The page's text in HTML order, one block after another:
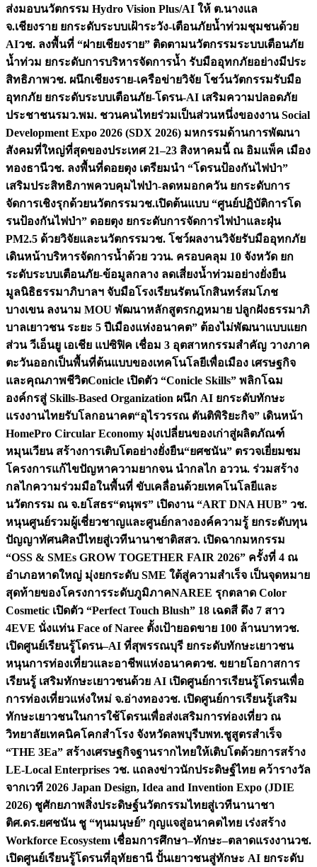
ส่งมอบนวัตกรรม Hydro Vision Plus/AI ให้ ต.นางแล
จ.เชียงราย ยกระดับระบบเฝ้าระวัง-เตือนภัยน้ำท่วมชุมชนด้วย
AIวช. ลงพื้นที่ “ฝายเชียงราย” ติดตามนวัตกรรมระบบเตือนภัย
น้ำท่วม ยกระดับการบริหารจัดการน้ำ รับมืออุทกภัยอย่างมีประ
สิทธิภาพวช. ผนึกเชียงราย-เครือข่ายวิจัย โชว์นวัตกรรมรับมือ
อุทกภัย ยกระดับระบบเตือนภัย-โดรน-AI เสริมความปลอดภัย
ประชาชนรมว.พม. ชวนคนไทยร่วมเป็นส่วนหนึ่งของงาน Social
Development Expo 2026 (SDX 2026) มหกรรมด้านการพัฒนา
สังคมที่ใหญ่ที่สุดของประเทศ 21–23 สิงหาคมนี้ ณ อิมแพ็ค เมือง
ทองธานีวช. ลงพื้นที่ดอยตุง เตรียมนำ “โดรนป้องกันไฟป่า”
เสริมประสิทธิภาพควบคุมไฟป่า-ลดหมอกควัน ยกระดับการ
จัดการเชิงรุกด้วยนวัตกรรมวช.เปิดต้นแบบ “ศูนย์ปฏิบัติการโด
รนป้องกันไฟป่า” ดอยตุง ยกระดับการจัดการไฟป่าและฝุ่น
PM2.5 ด้วยวิจัยและนวัตกรรมวช. โชว์ผลงานวิจัยรับมืออุทกภัย
เดินหน้าบริหารจัดการน้ำด้วย ววน. ครอบคลุม 10 จังหวัด ยก
ระดับระบบเตือนภัย-ข้อมูลกลาง ลดเสี่ยงน้ำท่วมอย่างยั่งยืน
มูลนิธิธรรมาภิบาลฯ จับมือโรงเรียนรัตนโกสินทร์สมโภช
บางเขน ลงนาม MOU พัฒนาหลักสูตรกฎหมาย ปลูกฝังธรรมาภิ
บาลเยาวชน ระยะ 5 ปีเมืองแห่งอนาคต” ต้องไม่พัฒนาแบบแยก
ส่วน วีเอ็นยู เอเชีย แปซิฟิค เชื่อม 3 อุตสาหกรรมสำคัญ วางภาค
ตะวันออกเป็นพื้นที่ต้นแบบของเทคโนโลยีเพื่อเมือง เศรษฐกิจ
และคุณภาพชีวิตConicle เปิดตัว “Conicle Skills” พลิกโฉม
องค์กรสู่ Skills-Based Organization ผนึก AI ยกระดับทักษะ
แรงงานไทยรับโลกอนาคต“อุไรวรรณ ตันติพิริยะกิจ” เดินหน้า
HomePro Circular Economy มุ่งเปลี่ยนของเก่าสู่ผลิตภัณฑ์
หมุนเวียน สร้างการเติบโตอย่างยั่งยืน“ยศชนัน” ตรวจเยี่ยมชม
โครงการแก้ไขปัญหาความยากจน นำกลไก อววน. ร่วมสร้าง
กลไกความร่วมมือในพื้นที่ ขับเคลื่อนด้วยเทคโนโลยีและ
นวัตกรรม ณ จ.ยโสธร“ดนุพร” เปิดงาน “ART DNA HUB” วช.
หนุนศูนย์รวมผู้เชี่ยวชาญและศูนย์กลางองค์ความรู้ ยกระดับทุน
ปัญญาทัศนศิลป์ไทยสู่เวทีนานาชาติสสว. เปิดฉากมหกรรม
“OSS & SMEs GROW TOGETHER FAIR 2026” ครั้งที่ 4 ณ
อำเภอหาดใหญ่ มุ่งยกระดับ SME ใต้สู่ความสำเร็จ เป็นจุดหมาย
สุดท้ายของโครงการระดับภูมิภาคNAREE รุกตลาด Color
Cosmetic เปิดตัว “Perfect Touch Blush” 18 เฉดสี ดึง 7 สาว
4EVE นั่งแท่น Face of Naree ตั้งเป้ายอดขาย 100 ล้านบาทวช.
เปิดศูนย์เรียนรู้โดรน–AI ที่สุพรรณบุรี ยกระดับทักษะเยาวชน
หนุนการท่องเที่ยวและอาชีพแห่งอนาคตวช. ขยายโอกาสการ
เรียนรู้ เสริมทักษะเยาวชนด้วย AI เปิดศูนย์การเรียนรู้โดรนเพื่อ
การท่องเที่ยวแห่งใหม่ จ.อ่างทองวช. เปิดศูนย์การเรียนรู้เสริม
ทักษะเยาวชนในการใช้โดรนเพื่อส่งเสริมการท่องเที่ยว ณ
วิทยาลัยเทคนิคโคกสำโรง จังหวัดลพบุรีบพท.ชูสูตรสำเร็จ
“THE 3Ea” สร้างเศรษฐกิจฐานรากไทยให้เติบโตด้วยการสร้าง
LE-Local Enterprises วช. แถลงข่าวนักประดิษฐ์ไทย คว้ารางวัล
จากเวที 2026 Japan Design, Idea and Invention Expo (JDIE
2026) ชูศักยภาพสิ่งประดิษฐ์นวัตกรรมไทยสู่เวทีนานาชา
ติศ.ดร.ยศชนัน ชู “ทุนมนุษย์” กุญแจสู่อนาคตไทย เร่งสร้าง
Workforce Ecosystem เชื่อมการศึกษา–ทักษะ–ตลาดแรงงานวช.
เปิดศูนย์เรียนรู้โดรนที่อุทัยธานี ปั้นเยาวชนสู่ทักษะ AI ยกระดับ